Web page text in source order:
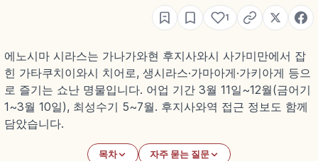
1
에노시마 시라스는 가나가와현 후지사와시 사가미만에서 잡
힌 가타쿠치이와시 치어로, 생시라스·가마아게·가키아게 등으
로 즐기는 쇼난 명물입니다. 어업 기간 3월 11일~12월(금어기
1~3월 10일), 최성수기 5~7월. 후지사와역 접근 정보도 함께
담았습니다.
목차 자주 묻는 질문